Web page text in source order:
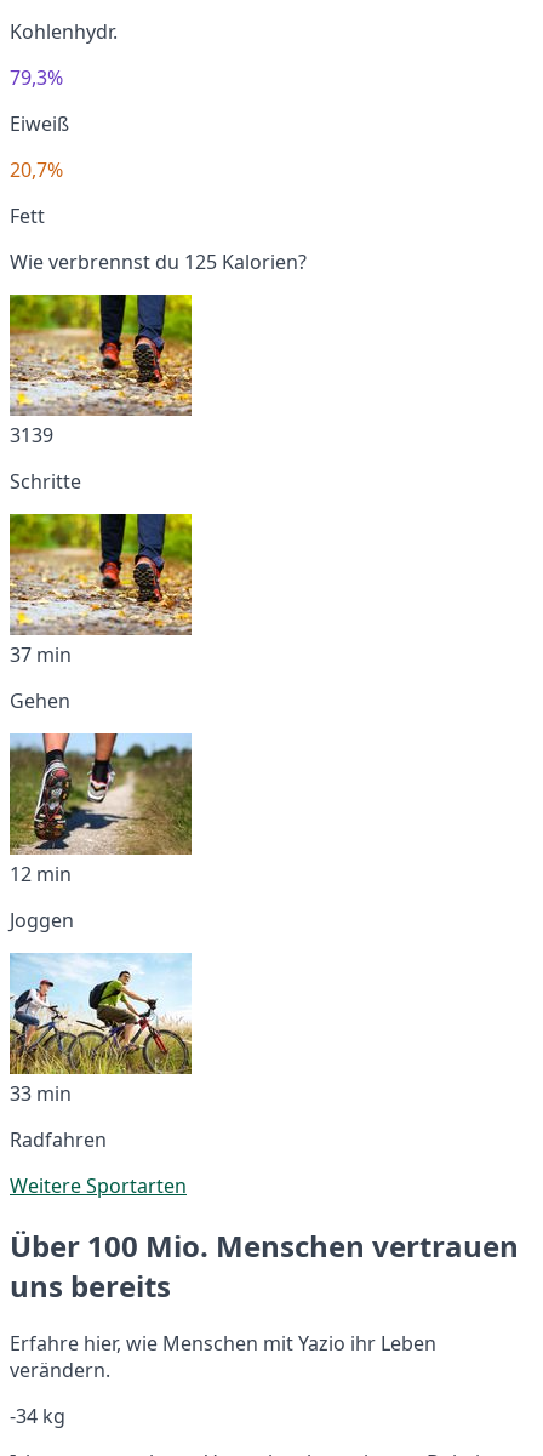
Kohlenhydr.
79,3%
Eiweiß
20,7%
Fett
Wie verbrennst du 125 Kalorien?
3139
Schritte
37 min
Gehen
12 min
Joggen
33 min
Radfahren
Weitere Sportarten
Über 100 Mio. Menschen vertrauen
uns bereits
Erfahre hier, wie Menschen mit Yazio ihr Leben
verändern.
-34 kg